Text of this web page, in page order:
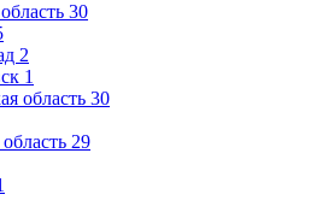
30
2
1
область 30
29